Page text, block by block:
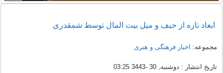
ابعاد تازه از حیف و میل بیت المال توسط شمقدری
مجموعه: اخبار فرهنگی و هنری
تاریخ انتشار : دوشنبه, 30 -3443 03:25